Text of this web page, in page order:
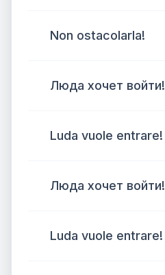
Non ostacolarla!
Люда хочет войти!
Luda vuole entrare!
Люда хочет войти!
Luda vuole entrare!